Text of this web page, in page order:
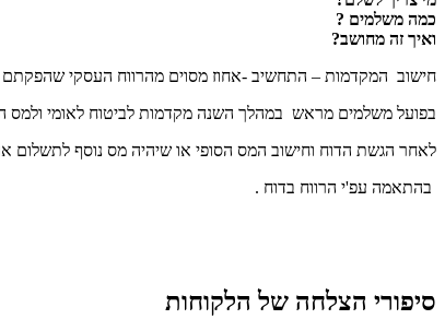
כמה משלמים ?
ואיך זה מחושב?
חישוב המקדמות – התחשיב -אחוז מסוים מהרווח העסקי
בפועל משלמים מראש במהלך השנה מקדמות לביטוח לאומי ולמס
לאחר הגשת הדוח וחישוב המס הסופי או שיהיה מס נוסף לתשלום
בהתאמה עפ'י הרווח בדוח .
סיפורי הצלחה של הלקוחות